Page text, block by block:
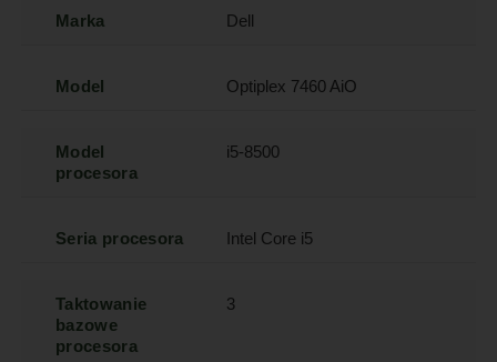
Marka Dell
Model Optiplex 7460 AiO
Model
procesora
i5-8500
Seria procesora Intel Core i5
Taktowanie
bazowe
procesora
3